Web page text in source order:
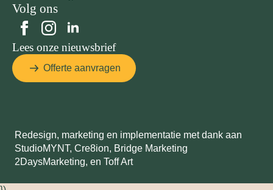
Volg ons
Lees onze nieuwsbrief
Offerte aanvragen
Redesign, marketing en implementatie met dank aan
StudioMYNT, Cre8ion, Bridge Marketing
2DaysMarketing, en Toff Art